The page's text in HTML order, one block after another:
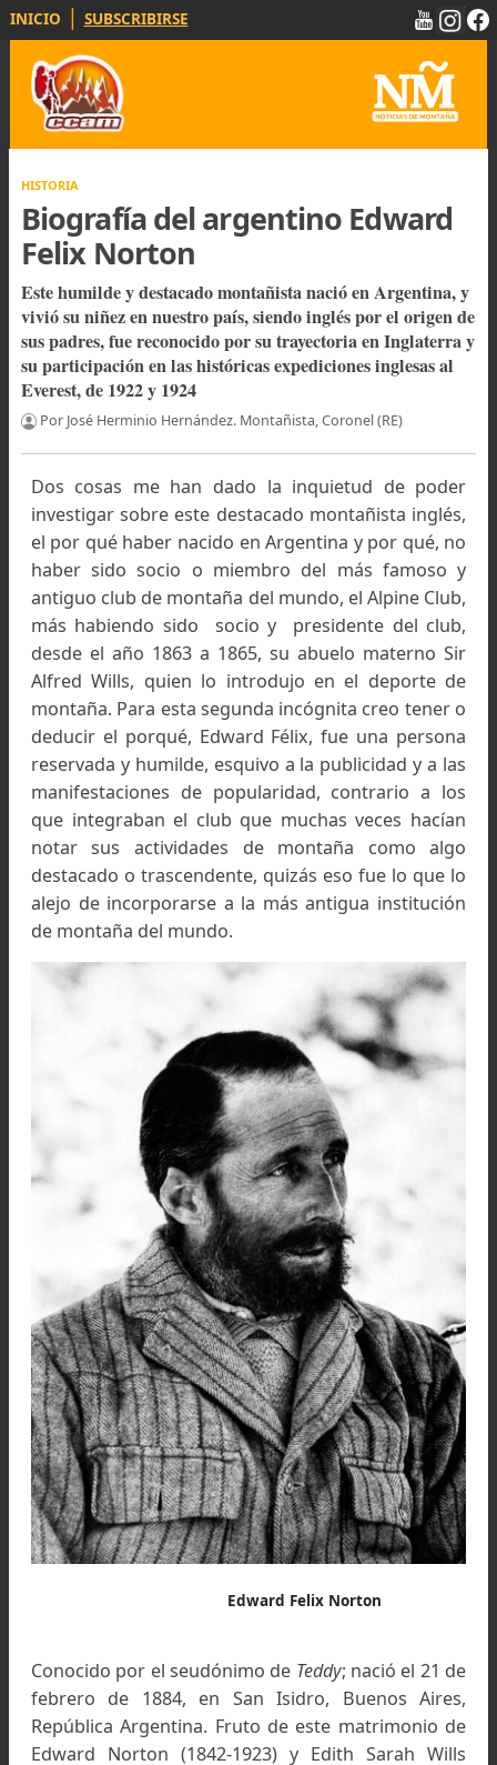
INICIO | SUBSCRIBIRSE
HISTORIA
Biografía del argentino
Felix Norton
Este humilde y destacado montañista nació en
vivió su niñez en nuestro país, siendo inglés por el
sus padres, fue reconocido por su trayectoria en
su participación en las históricas expediciones inglesas
Everest, de 1922 y 1924
Dos cosas me han dado la inquietud de
investigar sobre este destacado montañista
el por qué haber nacido en Argentina y por qué,
haber sido socio o miembro del más
antiguo club de montaña del mundo, el Alpine
más habiendo sido socio y presidente del
desde el año 1863 a 1865, su abuelo materno
Alfred Wills, quien lo introdujo en el deporte
montaña. Para esta segunda incógnita creo
deducir el porqué, Edward Félix, fue una
reservada y humilde, esquivo a la publicidad y a
manifestaciones de popularidad, contrario a
que integraban el club que muchas veces
notar sus actividades de montaña como
destacado o trascendente, quizás eso fue lo
alejo de incorporarse a la más antigua
de montaña del mundo.